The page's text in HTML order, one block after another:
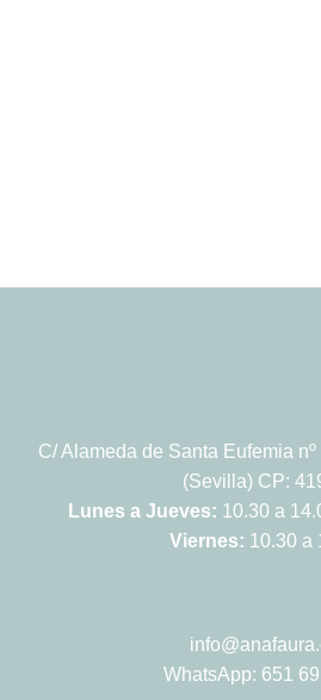
C/ Alameda de Santa Eufemia
(Sevilla) CP:
Lunes a Jueves: 10.30 a
Viernes: 10.30 a
WhatsApp: 651 69